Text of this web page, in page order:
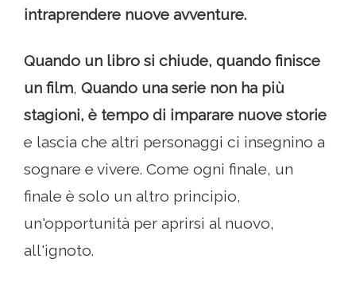
intraprendere nuove avventure.
Quando un libro si chiude, quando finisce
un film, Quando una serie non ha più
stagioni, è tempo di imparare nuove storie
e lascia che altri personaggi ci insegnino a
sognare e vivere. Come ogni finale, un
finale è solo un altro principio,
un'opportunità per aprirsi al nuovo,
all'ignoto.